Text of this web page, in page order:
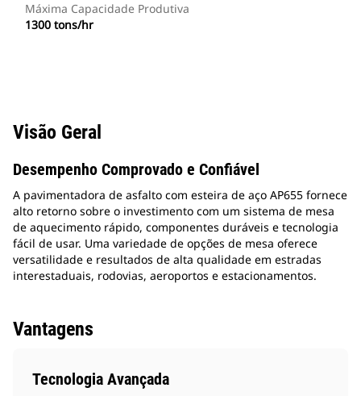
Máxima Capacidade Produtiva
1300 tons/hr
Visão Geral
Desempenho Comprovado e Confiável
A pavimentadora de asfalto com esteira de aço AP655 fornece
alto retorno sobre o investimento com um sistema de mesa
de aquecimento rápido, componentes duráveis e tecnologia
fácil de usar. Uma variedade de opções de mesa oferece
versatilidade e resultados de alta qualidade em estradas
interestaduais, rodovias, aeroportos e estacionamentos.
Vantagens
Tecnologia Avançada